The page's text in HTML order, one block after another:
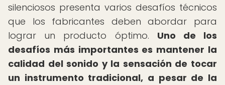
silenciosos presenta varios desafíos técnicos
que los fabricantes deben abordar para
lograr un producto óptimo. Uno de los
desafíos más importantes es mantener la
calidad del sonido y la sensación de tocar
un instrumento tradicional, a pesar de la